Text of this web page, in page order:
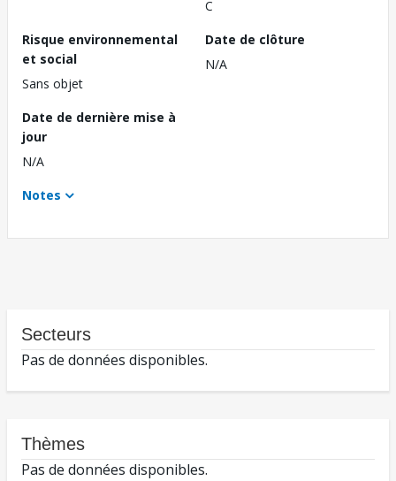
C
Risque environnemental
et social
Sans objet
Date de clôture
N/A
Date de dernière mise à
jour
N/A
Notes
Secteurs
Pas de données disponibles.
Thèmes
Pas de données disponibles.